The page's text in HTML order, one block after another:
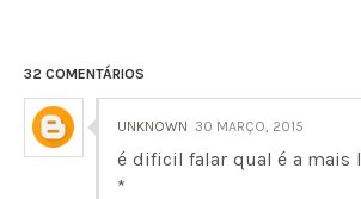
32 COMENTÁRIOS
UNKNOWN 30 MARÇO, 2015
é dificil falar qual é a mais
*